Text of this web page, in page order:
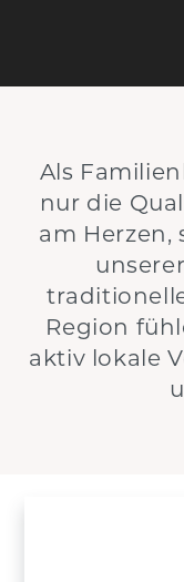
Als
nur die
am Herzen,
Region
aktiv lokale